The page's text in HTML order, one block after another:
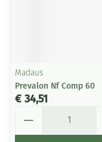
Madaus
Prevalon Nf Comp 60
€ 34,51